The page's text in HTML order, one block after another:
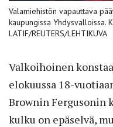
Valamiehistön vapauttava
kaupungissa Yhdysvalloissa.
LATIF/REUTERS/LEHTIKUVA
Valkoihoinen
elokuussa 18-
Brownin Fergusonin
kulku on epäselvä,